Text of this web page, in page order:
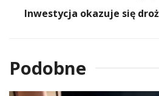
Inwestycja okazuje się
Podobne